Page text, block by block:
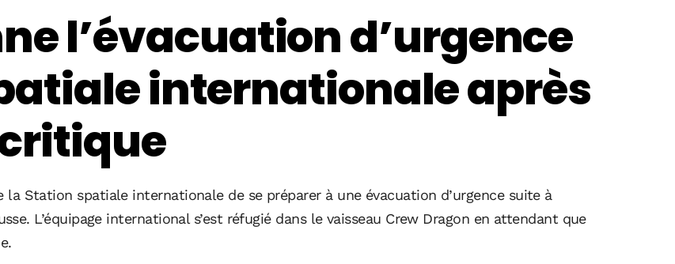
l’évacuation d’urgence
internationale après
la Station spatiale internationale de se préparer à une évacuation d’urgence suite à
L’équipage international s’est réfugié dans le vaisseau Crew Dragon en attendant que